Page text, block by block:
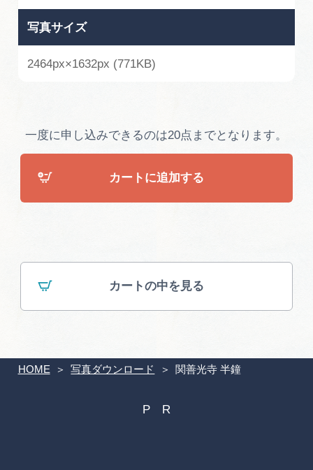
運営組織
広告掲載
サイトポリシー
HOME 写真ダウンロード 関善光寺 半鐘
写真サイズ
2464px×1632px (771KB)
一度に申し込みできるのは20点までとなります。
カートに追加する
カートの中を見る